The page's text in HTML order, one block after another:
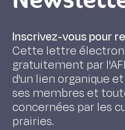
Inscrivez-vous pour
Cette lettre
gratuitement par
d'un lien organique
ses membres et
concernées par les
prairies.